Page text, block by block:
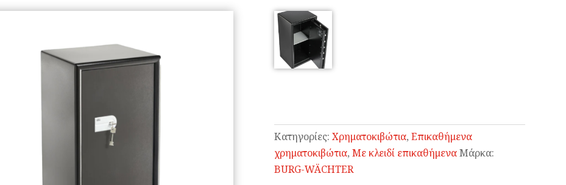
Κατηγορίες: Χρηματοκιβώτια, Επικαθήμενα
χρηματοκιβώτια, Με κλειδί επικαθήμεναΜάρκα:
BURG-WÄCHTER